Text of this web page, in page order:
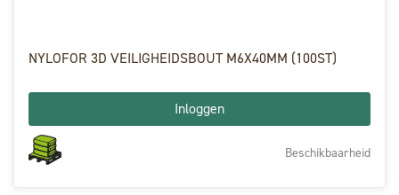
NYLOFOR 3D VEILIGHEIDSBOUT M6X40MM (100ST)
Inloggen
Beschikbaarheid